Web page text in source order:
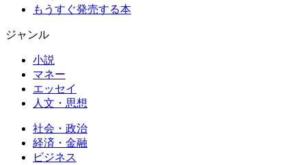
もうすぐ発売する本
ジャンル
小説
マネー
エッセイ
人文・思想
社会・政治
経済・金融
ビジネス